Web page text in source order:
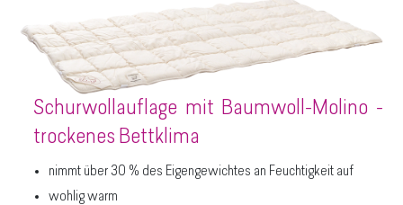
Schurwollauflage mit Baumwoll-Molino -
trockenes Bettklima
nimmt über 30 % des Eigengewichtes an Feuchtigkeit auf
wohlig warm